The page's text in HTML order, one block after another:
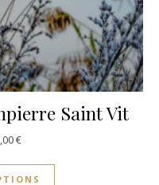
Saint Vit
€